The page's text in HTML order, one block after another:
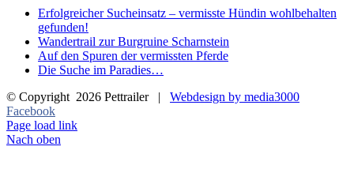
Erfolgreicher Sucheinsatz – vermisste Hündin wohlbehalten
gefunden!
Wandertrail zur Burgruine Scharnstein
Auf den Spuren der vermissten Pferde
Die Suche im Paradies…
© Copyright 2026 Pettrailer | Webdesign by media3000
Facebook
Page load link
Nach oben